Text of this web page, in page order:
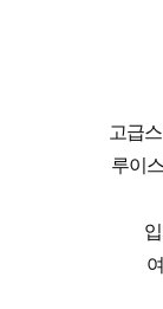
고급
루이